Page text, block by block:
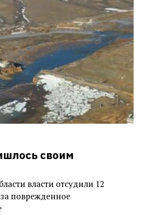
своим
власти отсудили 12
поврежденное